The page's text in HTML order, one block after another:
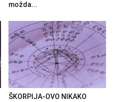
možda...
ŠKORPIJA-OVO NIKAKO